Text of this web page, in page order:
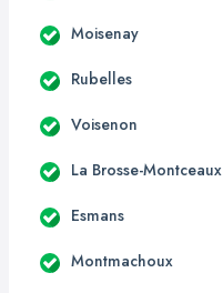
Moisenay
Rubelles
Voisenon
La Brosse-Montceaux
Esmans
Montmachoux